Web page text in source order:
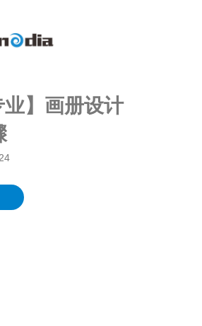
业】画册设计